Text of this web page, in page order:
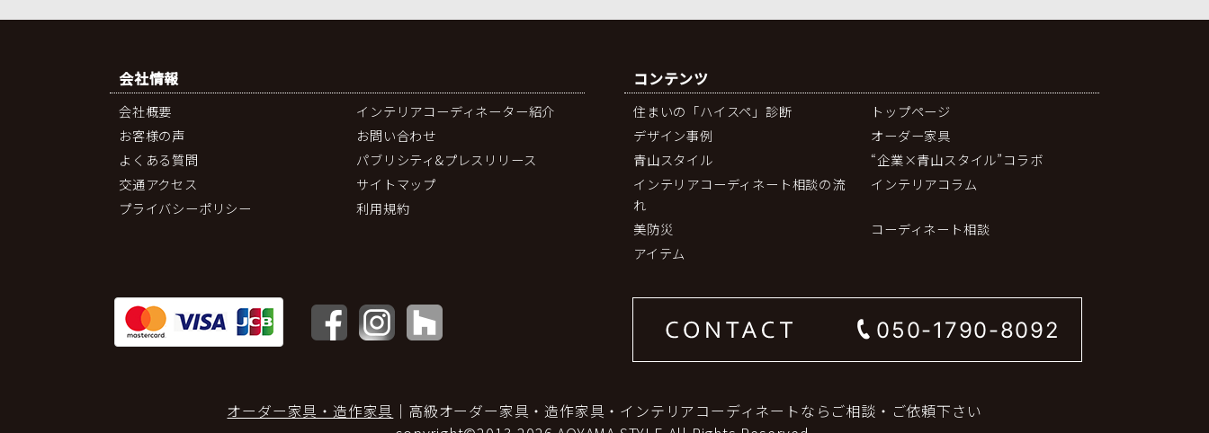
会社情報
会社概要
インテリアコーディネーター紹介
お客様の声
お問い合わせ
よくある質問
パブリシティ&プレスリリース
交通アクセス
サイトマップ
プライバシーポリシー
利用規約
コンテンツ
住まいの「ハイスペ」診断
トップページ
デザイン事例
オーダー家具
青山スタイル
“企業×青山スタイル”コラボ
インテリアコーディネート相談の流
れ
インテリアコラム
美防災
コーディネート相談
アイテム
050-1790-8092
オーダー家具・造作家具 ｜高級オーダー家具・造作家具・インテリアコーディネートならご相談・ご依頼下さい